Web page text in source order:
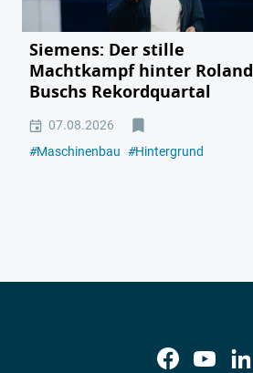
Siemens: Der stille
Machtkampf hinter Roland
Buschs Rekordquartal
07.08.2026
#Maschinenbau #Hintergrund